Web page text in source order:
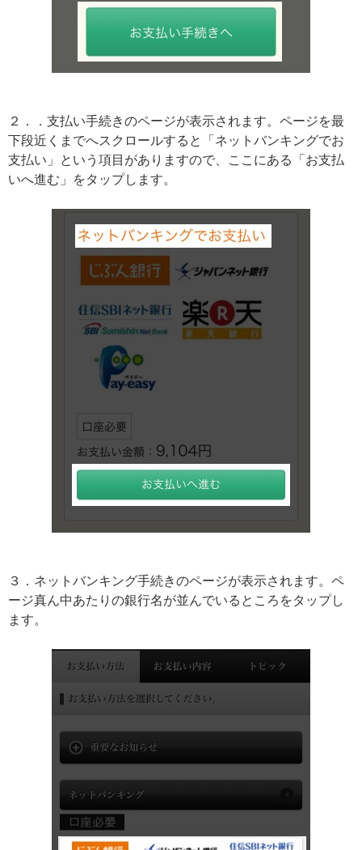
２．．支払い手続きのページが表示されます。ページを最
下段近くまでへスクロールすると「ネットバンキングでお
支払い」という項目がありますので、ここにある「お支払
いへ進む」をタップします。
３．ネットバンキング手続きのページが表示されます。ペ
ージ真ん中あたりの銀行名が並んでいるところをタップし
ます。